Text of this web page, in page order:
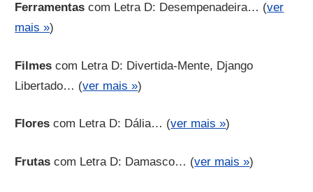
Ferramentas com Letra D: Desempenadeira… (ver
mais »)
Filmes com Letra D: Divertida-Mente, Django
Libertado… (ver mais »)
Flores com Letra D: Dália… (ver mais »)
Frutas com Letra D: Damasco… (ver mais »)